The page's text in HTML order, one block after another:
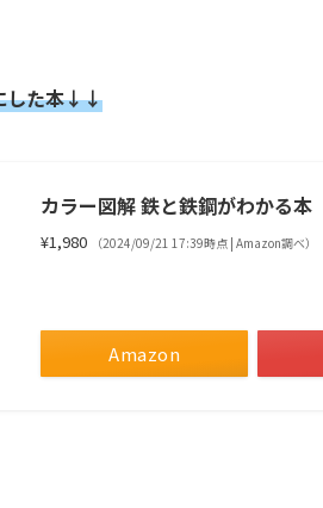
した本↓↓
カラー図解 鉄と鉄鋼がわかる本
¥1,980 （2024/09/21 17:39時点 | Amazon調べ）
Amazon